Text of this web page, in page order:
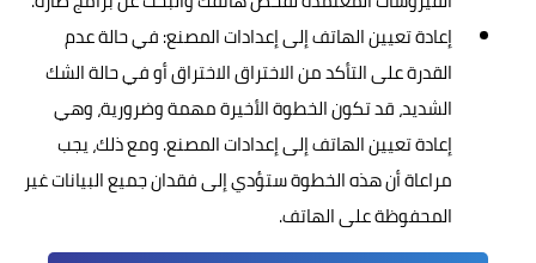
إعادة تعيين الهاتف إلى إعدادات المصنع: في حالة عدم
القدرة على التأكد من الاختراقالاختراقأو في حالة الشك
الشديد، قد تكون الخطوة الأخيرة مهمة وضرورية، وهي
إعادة تعيين الهاتف إلى إعدادات المصنع. ومع ذلك، يجب
مراعاة أن هذه الخطوة ستؤدي إلى فقدان جميع البيانات غير
المحفوظة على الهاتف.